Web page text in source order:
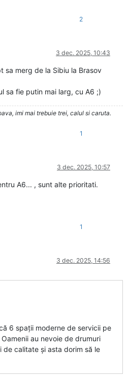
2
3 dec. 2025, 10:43
sa merg de la Sibiu la Brasov
sa fie putin mai larg, cu A6 ;)
imi mai trebuie trei, calul si caruta.
1
3 dec. 2025, 10:57
A6... , sunt alte prioritati.
1
3 dec. 2025, 14:56
6 spații moderne de servicii pe
au nevoie de drumuri
de calitate și asta dorim să le